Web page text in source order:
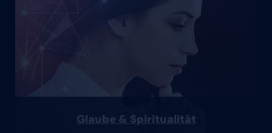
Glaube & Spiritualität